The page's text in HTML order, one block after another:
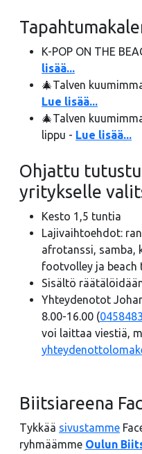
K-POP ON THE
lisää...
🎄Talven
Lue lisää...
🎄Talven
lippu - Lue lisää...
Ohjattu
yritykselle
Kesto 1,5 tuntia
Lajivaihtoehdot:
afrotanssi, samba,
footvolley ja beach
Sisältö
Yhteydenotot
8.00-16.00 (
voi laittaa viestiä,
Biitsiareena
Tykkää sivustamme
ryhmäämme Oulun